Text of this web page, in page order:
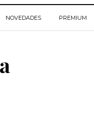
NOVEDADES PREMIUM